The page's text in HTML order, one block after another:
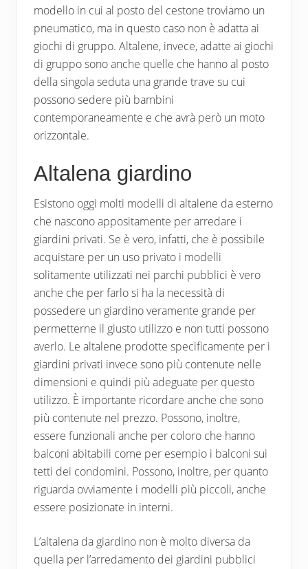
modello in cui al posto del cestone troviamo un
pneumatico, ma in questo caso non è adatta ai
giochi di gruppo. Altalene, invece, adatte ai giochi
di gruppo sono anche quelle che hanno al posto
della singola seduta una grande trave su cui
possono sedere più bambini
contemporaneamente e che avrà però un moto
orizzontale.
Altalena giardino
Esistono oggi molti modelli di altalene da esterno
che nascono appositamente per arredare i
giardini privati. Se è vero, infatti, che è possibile
acquistare per un uso privato i modelli
solitamente utilizzati nei parchi pubblici è vero
anche che per farlo si ha la necessità di
possedere un giardino veramente grande per
permetterne il giusto utilizzo e non tutti possono
averlo. Le altalene prodotte specificamente per i
giardini privati invece sono più contenute nelle
dimensioni e quindi più adeguate per questo
utilizzo. È importante ricordare anche che sono
più contenute nel prezzo. Possono, inoltre,
essere funzionali anche per coloro che hanno
balconi abitabili come per esempio i balconi sui
tetti dei condomini. Possono, inoltre, per quanto
riguarda ovviamente i modelli più piccoli, anche
essere posizionate in interni.
L’altalena da giardino non è molto diversa da
quella per l’arredamento dei giardini pubblici